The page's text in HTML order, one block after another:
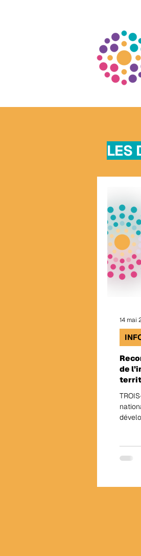
LES
de
14 mai